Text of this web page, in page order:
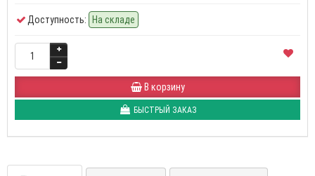
Доступность: На складе
В корзину
БЫСТРЫЙ ЗАКАЗ